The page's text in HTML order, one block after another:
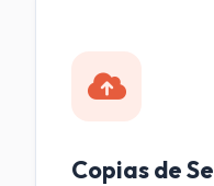
Copias de